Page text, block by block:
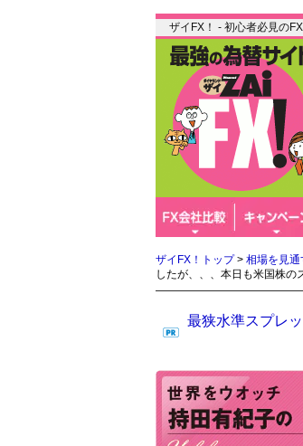
ザイFX！ - 初心者必見の
ザイFX！トップ> 相場を見通
したが、、、本日も米国株の
最狭水準スプレ